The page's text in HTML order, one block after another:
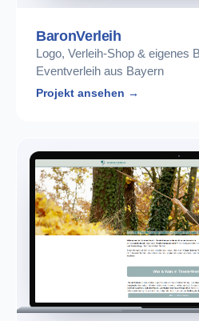
BaronVerleih
Logo, Verleih-Shop & eigenes
Eventverleih aus Bayern
Projekt ansehen →